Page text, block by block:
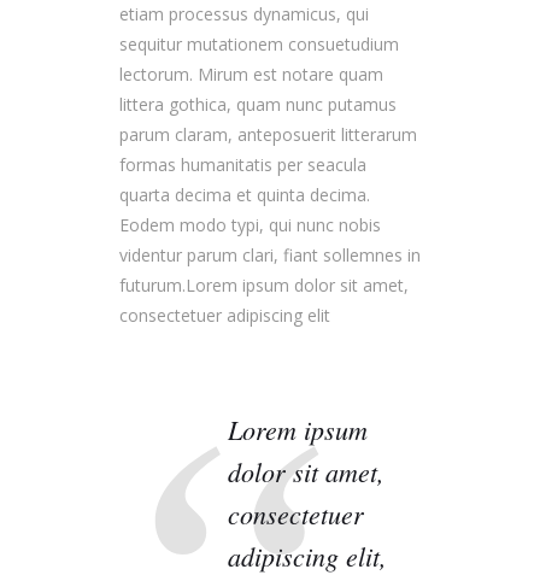
etiam processus dynamicus, qui
sequitur mutationem consuetudium
lectorum. Mirum est notare quam
littera gothica, quam nunc putamus
parum claram, anteposuerit litterarum
formas humanitatis per seacula
quarta decima et quinta decima.
Eodem modo typi, qui nunc nobis
videntur parum clari, fiant sollemnes in
futurum.Lorem ipsum dolor sit amet,
consectetuer adipiscing elit
Lorem ipsum
dolor sit amet,
consectetuer
adipiscing elit,